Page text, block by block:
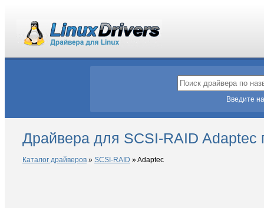
Введите
Драйвера для SCSI-RAID Adaptec
Каталог драйверов » SCSI-RAID »Adaptec